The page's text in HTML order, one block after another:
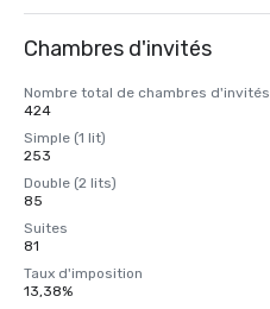
Chambres d'invités
Nombre total de chambres d'invités
424
Simple (1 lit)
253
Double (2 lits)
85
Suites
81
Taux d'imposition
13,38%